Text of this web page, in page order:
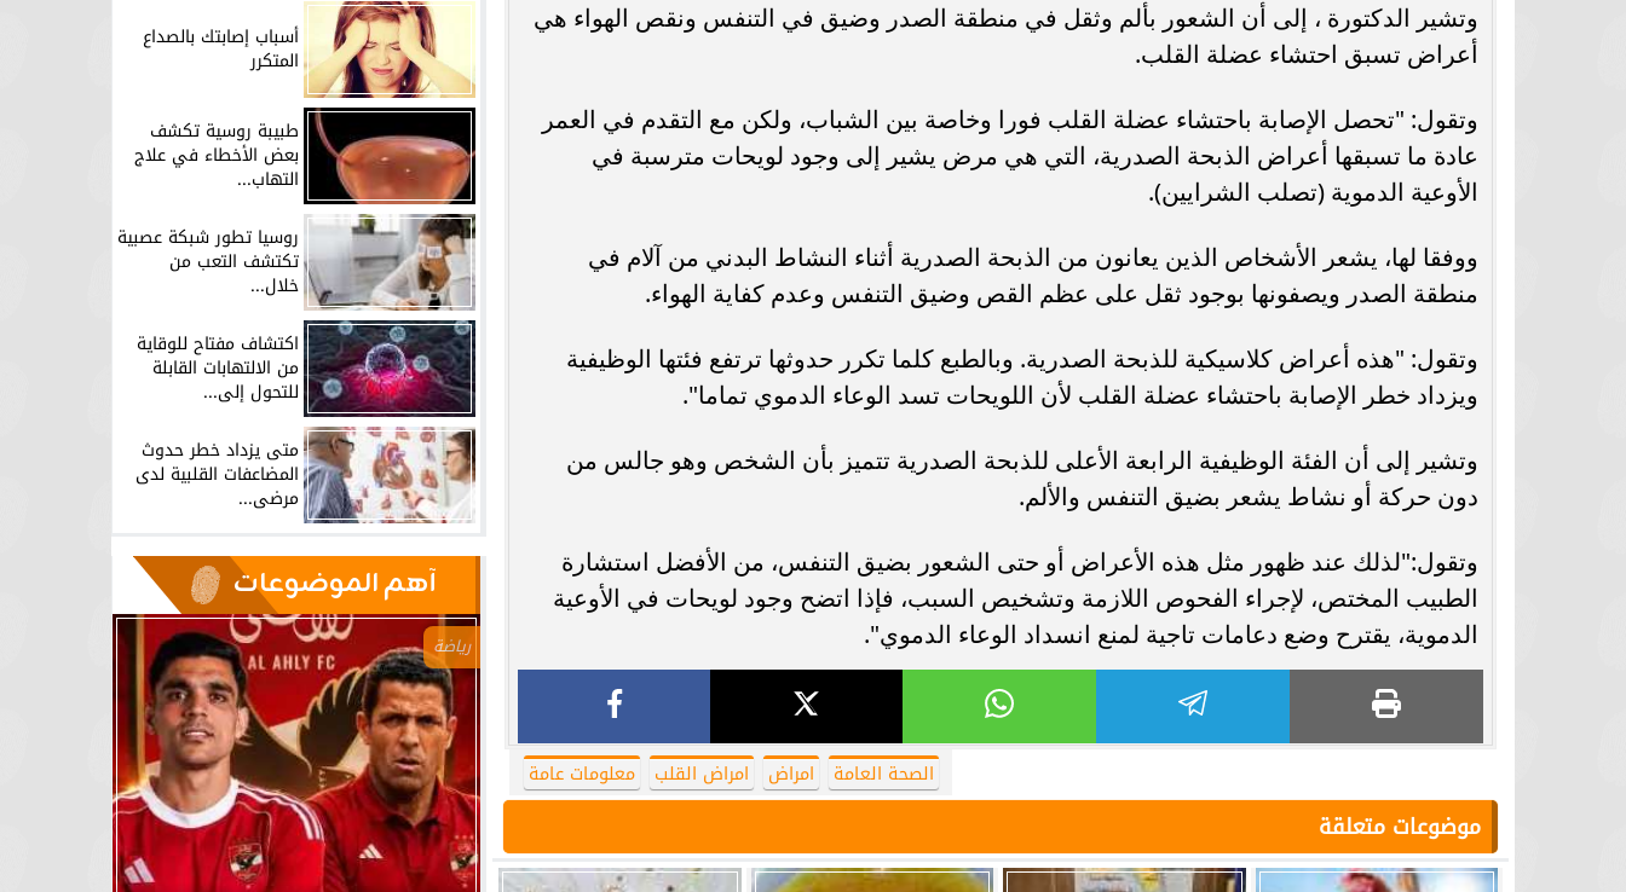
وتشير الدكتورة ، إلى أن الشعور بألم وثقل في منطقة الصدر وضيق في التنفس ونقص الهواء هي
أعراض تسبق احتشاء عضلة القلب.
وتقول: "تحصل الإصابة باحتشاء عضلة القلب فورا وخاصة بين الشباب، ولكن مع التقدم في العمر
عادة ما تسبقها أعراض الذبحة الصدرية، التي هي مرض يشير إلى وجود لويحات مترسبة في
الأوعية الدموية (تصلب الشرايين).
ووفقا لها، يشعر الأشخاص الذين يعانون من الذبحة الصدرية أثناء النشاط البدني من آلام في
منطقة الصدر ويصفونها بوجود ثقل على عظم القص وضيق التنفس وعدم كفاية الهواء.
وتقول: "هذه أعراض كلاسيكية للذبحة الصدرية. وبالطبع كلما تكرر حدوثها ترتفع فئتها الوظيفية
ويزداد خطر الإصابة باحتشاء عضلة القلب لأن اللويحات تسد الوعاء الدموي تماما".
وتشير إلى أن الفئة الوظيفية الرابعة الأعلى للذبحة الصدرية تتميز بأن الشخص وهو جالس من
دون حركة أو نشاط يشعر بضيق التنفس والألم.
وتقول:"لذلك عند ظهور مثل هذه الأعراض أو حتى الشعور بضيق التنفس، من الأفضل استشارة
الطبيب المختص، لإجراء الفحوص اللازمة وتشخيص السبب، فإذا اتضح وجود لويحات في الأوعية
الدموية، يقترح وضع دعامات تاجية لمنع انسداد الوعاء الدموي".
الصحة العامة امراض امراض القلب معلومات عامة
موضوعات متعلقة
أسباب إصابتك بالصداع
المتكرر
طبيبة روسية تكشف
بعض الأخطاء في علاج
التهاب...
روسيا تطور شبكة عصبية
تكتشف التعب من
خلال...
اكتشاف مفتاح للوقاية
من الالتهابات القابلة
للتحول إلى...
متى يزداد خطر حدوث
المضاعفات القلبية لدى
مرضى...
آهم الموضوعات
رياضة